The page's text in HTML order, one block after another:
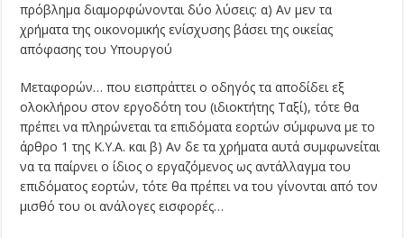
πρόβλημα διαμορφώνονται δύο λύσεις: α) Αν μεν τα
χρήματα της οικονομικής ενίσχυσης βάσει της οικείας
απόφασης του Υπουργού
Μεταφορών… που εισπράττει ο οδηγός τα αποδίδει εξ
ολοκλήρου στον εργοδότη του (ιδιοκτήτης Ταξί), τότε θα
πρέπει να πληρώνεται τα επιδόματα εορτών σύμφωνα με το
άρθρο 1 της Κ.Υ.Α. και β) Αν δε τα χρήματα αυτά συμφωνείται
να τα παίρνει ο ίδιος ο εργαζόμενος ως αντάλλαγμα του
επιδόματος εορτών, τότε θα πρέπει να του γίνονται από τον
μισθό του οι ανάλογες εισφορές…